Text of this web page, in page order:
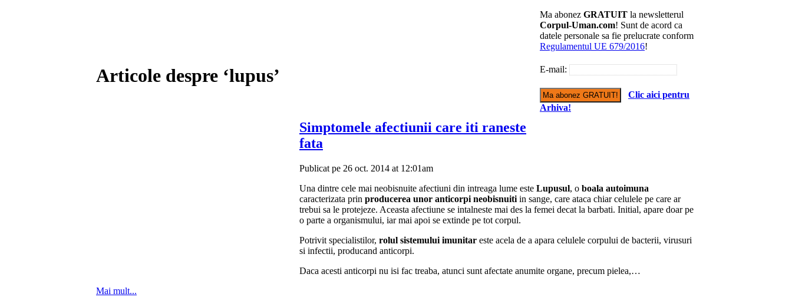
Ma abonez GRATUIT la newsletterul
Corpul-Uman.com! Sunt de acord ca
datele personale sa fie prelucrate conform
Regulamentul UE 679/2016!
E-mail:
Clic aici pentru
Arhiva!
Articole despre ‘lupus’
Simptomele afectiunii care iti raneste
fata
Publicat pe 26 oct. 2014 at 12:01am
Una dintre cele mai neobisnuite afectiuni din intreaga lume este Lupusul, o boala autoimuna
caracterizata prin producerea unor anticorpi neobisnuiti in sange, care ataca chiar celulele pe care ar
trebui sa le protejeze. Aceasta afectiune se intalneste mai des la femei decat la barbati. Initial, apare doar pe
o parte a organismului, iar mai apoi se extinde pe tot corpul.
Potrivit specialistilor, rolul sistemului imunitar este acela de a apara celulele corpului de bacterii, virusuri
si infectii, producand anticorpi.
Daca acesti anticorpi nu isi fac treaba, atunci sunt afectate anumite organe, precum pielea,…
Mai mult...